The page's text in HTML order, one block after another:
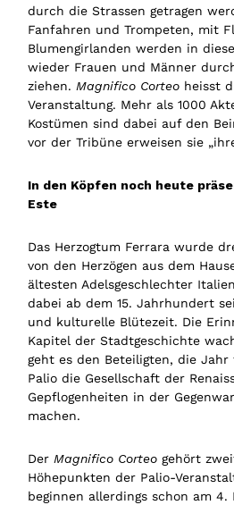
durch die Strassen getragen
Fanfahren und Trompeten, mit
Blumengirlanden werden in
wieder Frauen und Männer
ziehen. Magnifico Corteo heisst
Veranstaltung. Mehr als 1000
Kostümen sind dabei auf den
vor der Tribüne erweisen sie
In den Köpfen noch heute
Este
Das Herzogtum Ferrara wurde
von den Herzögen aus dem
ältesten Adelsgeschlechter
dabei ab dem 15. Jahrhundert
und kulturelle Blütezeit. Die
Kapitel der Stadtgeschichte
geht es den Beteiligten, die
Palio die Gesellschaft der
Gepflogenheiten in der
machen.
Der Magnifico Corteogehört
Höhepunkten der Palio-
beginnen allerdings schon am 4.